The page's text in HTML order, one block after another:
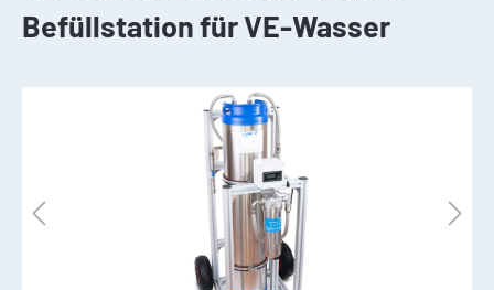
Befüllstation für VE-Wasser
Bildergalerie überspringen